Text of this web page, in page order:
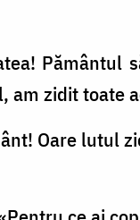
Pământul
am zidit toate
Oare lutul